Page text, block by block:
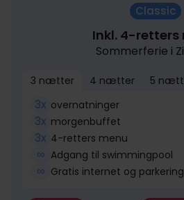
Classic
Inkl. 4-retters
Sommerferie i
3 nætter 4 nætter 5
3x overnatninger
3x morgenbuffet
3x 4-retters menu
∞ Adgang til swimmingpool
∞ Gratis internet og parkering